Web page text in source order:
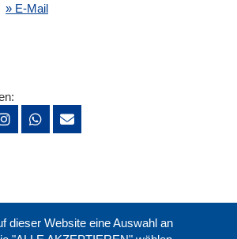
» E-Mail
dieser Website eine Auswahl an